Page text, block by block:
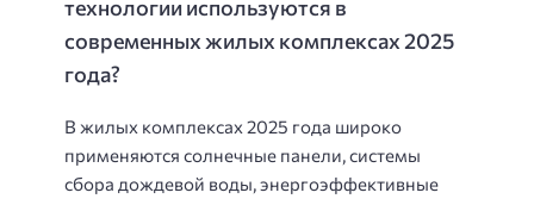
технологии используются в
современных жилых комплексах 2025
года?
В жилых комплексах 2025 года широко
применяются солнечные панели, системы
сбора дождевой воды, энергоэффективные